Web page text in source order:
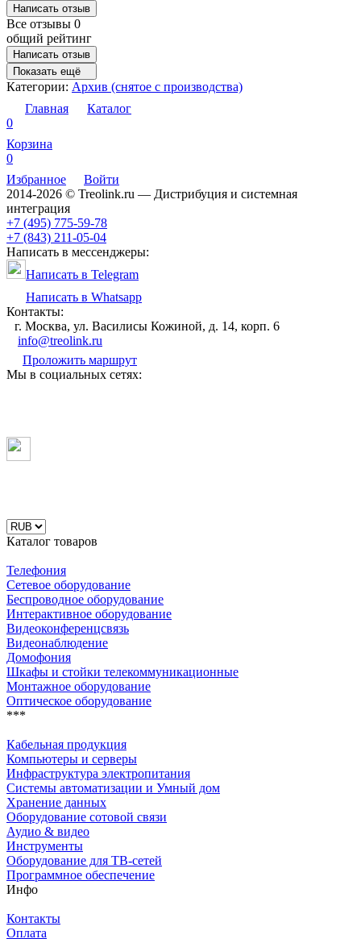
Написать отзыв
Все отзывы 0
общий рейтинг
Написать отзыв
Показать ещё
Категории: Архив (снятое с производства)
Главная
Каталог
0
Корзина
0
Избранное
Войти
2014-2026 © Treolink.ru — Дистрибуция и системная
интеграция
+7 (495) 775-59-78
+7 (843) 211-05-04
Написать в мессенджеры:
Написать в Telegram
Написать в Whatsapp
Контакты:
г. Москва, ул. Василисы Кожиной, д. 14, корп. 6
info@treolink.ru
Проложить маршрут
Мы в социальных сетях:
Каталог товаров
Телефония
Сетевое оборудование
Беспроводное оборудование
Интерактивное оборудование
Видеоконференцсвязь
Видеонаблюдение
Домофония
Шкафы и стойки телекоммуникационные
Монтажное оборудование
Оптическое оборудование
***
Кабельная продукция
Компьютеры и серверы
Инфраструктура электропитания
Системы автоматизации и Умный дом
Хранение данных
Оборудование сотовой связи
Аудио & видео
Инструменты
Оборудование для ТВ-сетей
Программное обеспечение
Инфо
Контакты
Оплата